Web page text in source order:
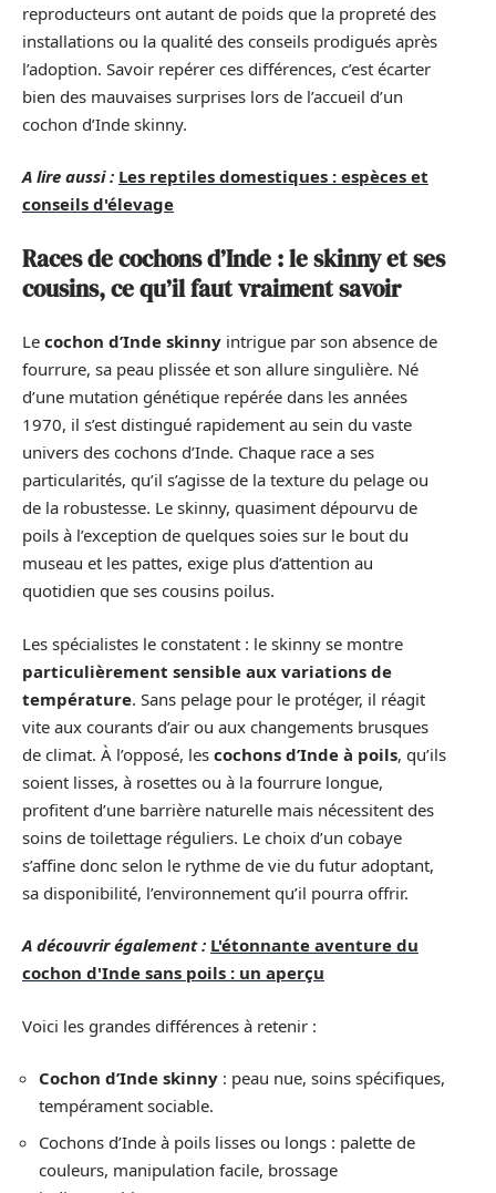
reproducteurs ont autant de poids que la propreté des
installations ou la qualité des conseils prodigués après
l’adoption. Savoir repérer ces différences, c’est écarter
bien des mauvaises surprises lors de l’accueil d’un
cochon d’Inde skinny.
A lire aussi : Les reptiles domestiques : espèces et
conseils d'élevage
Races de cochons d’Inde : le skinny et ses
cousins, ce qu’il faut vraiment savoir
Le cochon d’Inde skinny intrigue par son absence de
fourrure, sa peau plissée et son allure singulière. Né
d’une mutation génétique repérée dans les années
1970, il s’est distingué rapidement au sein du vaste
univers des cochons d’Inde. Chaque race a ses
particularités, qu’il s’agisse de la texture du pelage ou
de la robustesse. Le skinny, quasiment dépourvu de
poils à l’exception de quelques soies sur le bout du
museau et les pattes, exige plus d’attention au
quotidien que ses cousins poilus.
Les spécialistes le constatent : le skinny se montre
particulièrement sensible aux variations de
température. Sans pelage pour le protéger, il réagit
vite aux courants d’air ou aux changements brusques
de climat. À l’opposé, les cochons d’Inde à poils, qu’ils
soient lisses, à rosettes ou à la fourrure longue,
profitent d’une barrière naturelle mais nécessitent des
soins de toilettage réguliers. Le choix d’un cobaye
s’affine donc selon le rythme de vie du futur adoptant,
sa disponibilité, l’environnement qu’il pourra offrir.
A découvrir également : L'étonnante aventure du
cochon d'Inde sans poils : un aperçu
Voici les grandes différences à retenir :
Cochon d’Inde skinny : peau nue, soins spécifiques,
tempérament sociable.
Cochons d’Inde à poils lisses ou longs : palette de
couleurs, manipulation facile, brossage